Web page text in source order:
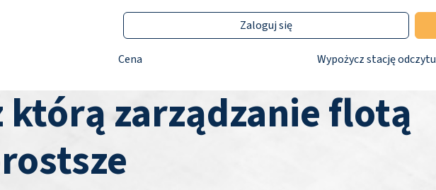
Cena Wypożycz stację odczytu
Zaloguj się
zarządzanie flotą